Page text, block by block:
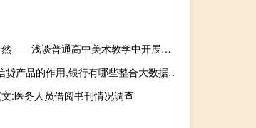
7000字硕士毕业论文从课堂到自然——浅谈普通高中美术教学中开展风景写生的必要性
我国银行业的小微企业”大数据”信贷产品的作用,银行有哪些整合大数据的信贷业务
:医务人员借阅书刊情况调查